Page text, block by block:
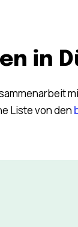
in
Liste von den